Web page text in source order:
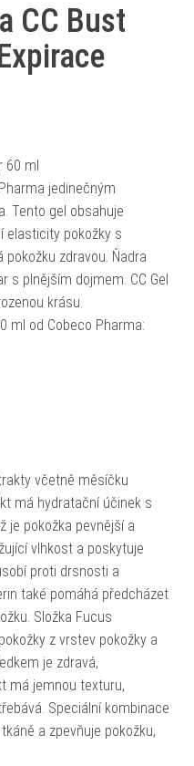
CC Bust
60 ml
jedinečným
Tento gel obsahuje
elasticity pokožky s
zdravou. Ňadra
s plnějším dojmem. CC Gel
krásu.
ml od Cobeco Pharma:
včetně měsíčku
má hydratační účinek s
je pokožka pevnější a
vlhkost a poskytuje
proti drsnosti a
také pomáhá předcházet
Složka Fucus
z vrstev pokožky a
je zdravá,
má jemnou texturu,
Speciální kombinace
a zpevňuje pokožku,